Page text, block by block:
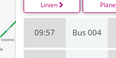
Linien Pläne
09:57 Bus 004